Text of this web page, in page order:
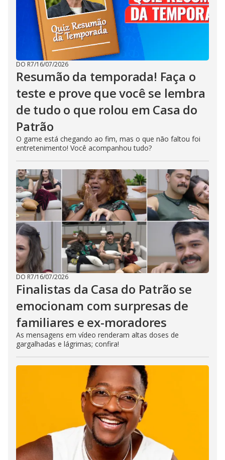
DO R7/16/07/2026
Resumão da temporada! Faça o
teste e prove que você se lembra
de tudo o que rolou em Casa do
Patrão
O game está chegando ao fim, mas o que não faltou foi
entretenimento! Você acompanhou tudo?
DO R7/16/07/2026
Finalistas da Casa do Patrão se
emocionam com surpresas de
familiares e ex-moradores
As mensagens em vídeo renderam altas doses de
gargalhadas e lágrimas; confira!